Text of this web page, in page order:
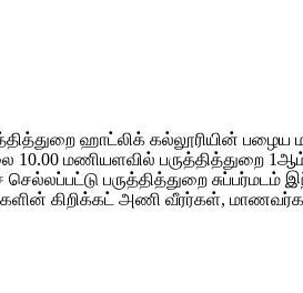
ஹாட்லிக் கல்லூரியின்
10.00 மணியளவில்
பருத்தித்துறை
கிறிக்கட் அணி வீரர்கள்,